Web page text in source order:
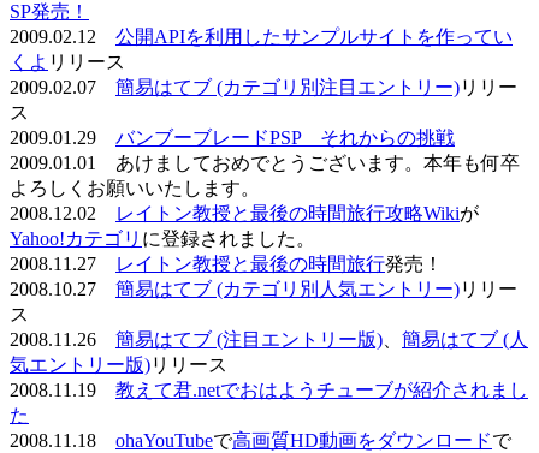
SP発売！
2009.02.12 公開APIを利用したサンプルサイトを作ってい
くよ リリース
2009.02.07 簡易はてブ (カテゴリ別注目エントリー)リリー
ス
2009.01.29 バンブーブレードPSP それからの挑戦
2009.01.01 あけましておめでとうございます。本年も何卒
よろしくお願いいたします。
2008.12.02
レイトン教授と最後の時間旅行攻略Wikiが
Yahoo!カテゴリ に登録されました。
2008.11.27
レイトン教授と最後の時間旅行発売！
2008.10.27 簡易はてブ (カテゴリ別人気エントリー)リリー
ス
2008.11.26 簡易はてブ (注目エントリー版)
簡易はてブ (人
気エントリー版)リリース
2008.11.19 教えて君.netでおはようチューブが紹介されまし
た
2008.11.18 ohaYouTubeで高画質HD動画をダウンロードで